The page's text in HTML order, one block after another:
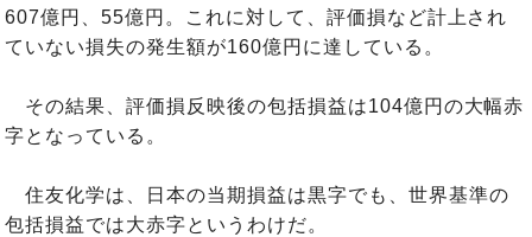
607億円、55億円。これに対して、評価損など計上され
ていない損失の発生額が160億円に達している。
その結果、評価損反映後の包括損益は104億円の大幅赤
字となっている。
住友化学は、日本の当期損益は黒字でも、世界基準の
包括損益では大赤字というわけだ。